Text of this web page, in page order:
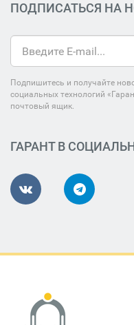
ПОДПИСАТЬСЯ НА
Подпишитесь и получайте
социальных технологий
почтовый ящик.
ГАРАНТ В